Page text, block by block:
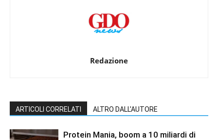
Redazione
ARTICOLI CORRELATI ALTRO DALL'AUTORE
Protein Mania, boom a 10 miliardi di